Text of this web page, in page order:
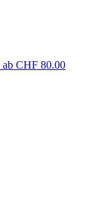
ab CHF 80.00